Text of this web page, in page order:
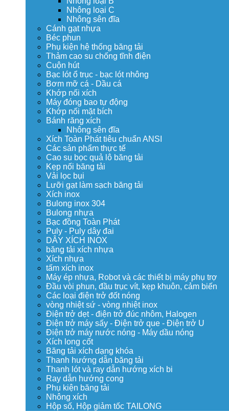
Nhông loại C
Nhông sên đĩa
Cánh gạt nhựa
Béc phun
Phụ kiện hệ thống băng tải
Thảm cao su chống tĩnh điện
Cuộn hút
Bạc lót ổ trục - bạc lót nhông
Bơm mỡ cá - Dầu cá
Khớp nối xích
Máy đóng bao tự động
Khớp nối mặt bích
Bánh răng xích
Nhông sên đĩa
Xích Toàn Phát tiêu chuẩn ANSI
Các sản phẩm thực tế
Cao su bọc quả lô băng tải
Kẹp nối băng tải
Vải lọc bụi
Lưỡi gạt làm sạch băng tải
Xích inox
Bulong inox 304
Bulong nhựa
Bạc đồng Toàn Phát
Puly - Puly dây đai
DÂY XÍCH INOX
băng tải xích nhựa
Xích nhựa
tấm xích inox
Máy ép nhựa, Robot và các thiết bị máy phụ trợ
Đầu vòi phun, đầu trục vít, kẹp khuôn, cảm biến
Các loại điện trở đốt nóng
vòng nhiệt sứ - vòng nhiệt inox
Điện trở dẹt - điện trở đúc nhôm, Halogen
Điện trở máy sấy - Điện trở que - Điện trở U
Điện trở máy nước nóng - Máy dầu nóng
Xích long cốt
Băng tải xích dạng khóa
Thanh hướng dẫn băng tải
Thanh lót và ray dẫn hướng xích bi
Ray dẫn hướng cong
Phụ kiện băng tải
Nhông xích
Hộp số, Hộp giảm tốc TAILONG